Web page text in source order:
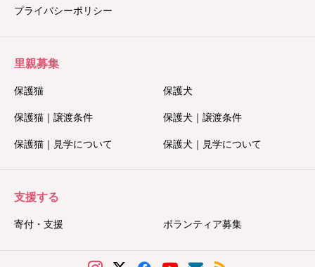
プライバシーポリシー
里親募集
保護猫 保護犬
保護猫｜譲渡条件 保護犬｜譲渡条件
保護猫｜見学について 保護犬｜見学について
支援する
寄付・支援 ボランティア募集